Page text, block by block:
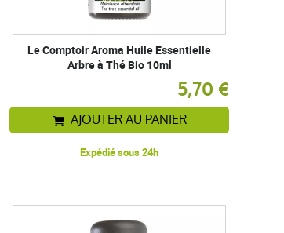
Le Comptoir Aroma Huile Essentielle
Arbre à Thé Bio 10ml
5,70 €
AJOUTER AU PANIER
Expédié sous 24h